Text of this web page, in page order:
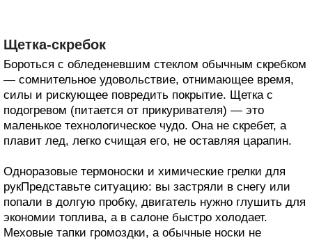
Щетка-скребок
Бороться с обледеневшим стеклом обычным скребком
— сомнительное удовольствие, отнимающее время,
силы и рискующее повредить покрытие. Щетка с
подогревом (питается от прикуривателя) — это
маленькое технологическое чудо. Она не скребет, а
плавит лед, легко счищая его, не оставляя царапин.
Одноразовые термоноски и химические грелки для
рукПредставьте ситуацию: вы застряли в снегу или
попали в долгую пробку, двигатель нужно глушить для
экономии топлива, а в салоне быстро холодает.
Меховые тапки громоздки, а обычные носки не